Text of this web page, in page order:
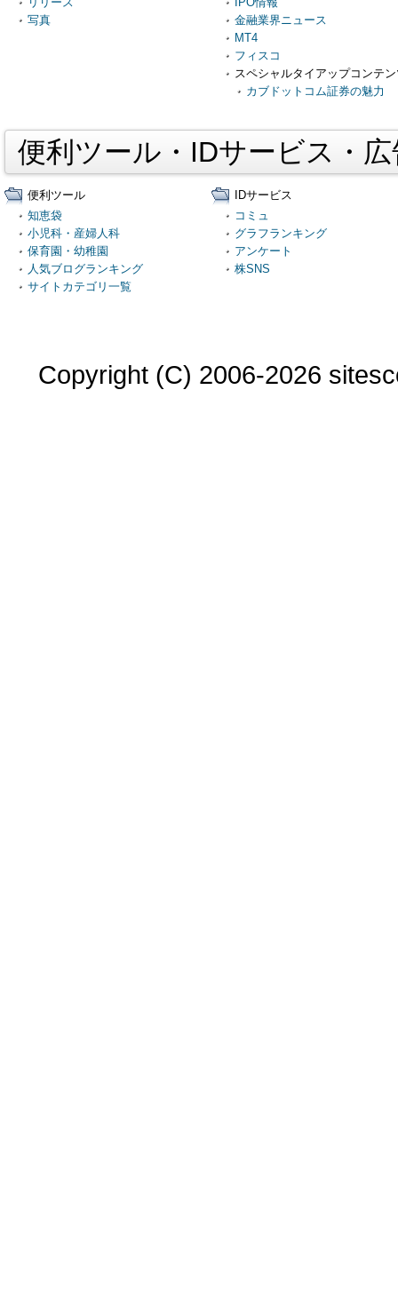
写真
金融業界ニュース
MT4
フィスコ
スペシャルタイアップコンテ
カブドットコム証券の魅力
便利ツール・IDサービス・
便利ツール
知恵袋
小児科・産婦人科
保育園・幼稚園
人気ブログランキング
サイトカテゴリ一覧
IDサービス
コミュ
グラフランキング
アンケート
株SNS
Copyright (C) 2006-2026